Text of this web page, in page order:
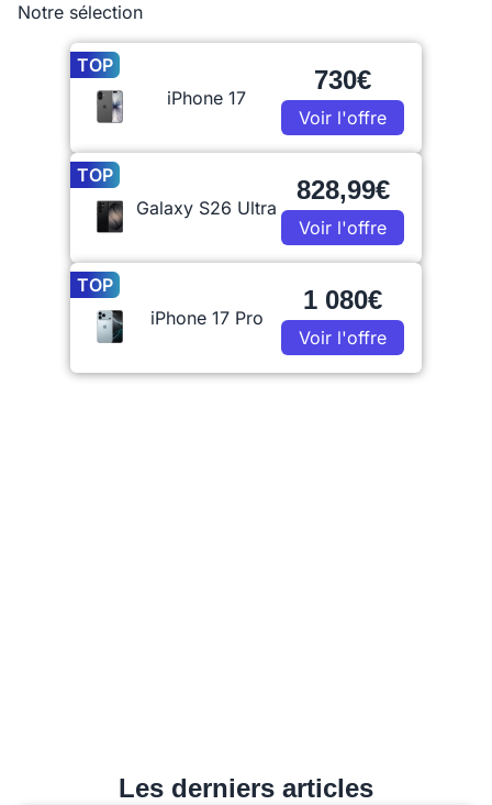
Notre sélection
TOP
iPhone 17
730€
Voir l'offre
TOP
Galaxy S26 Ultra
828,99€
Voir l'offre
TOP
iPhone 17 Pro
1 080€
Voir l'offre
Les derniers articles